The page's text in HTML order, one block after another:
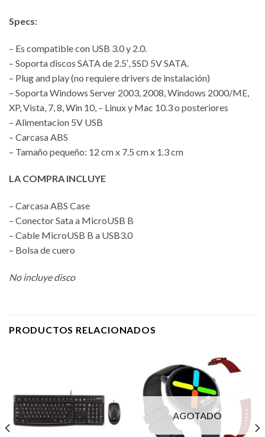
Specs:
– Es compatible con USB 3.0 y 2.0.
– Soporta discos SATA de 2.5′, SSD 5V SATA.
– Plug and play (no requiere drivers de instalación)
– Soporta Windows Server 2003, 2008, Windows 2000/ME,
XP, Vista, 7, 8, Win 10, – Linux y Mac 10.3 o posteriores
– Alimentacion 5V USB
– Carcasa ABS
– Tamaño pequeño: 12 cm x 7.5 cm x 1.3 cm
LA COMPRA INCLUYE
– Carcasa ABS Case
– Conector Sata a MicroUSB B
– Cable MicroUSB B a USB3.0
– Bolsa de cuero
No incluye disco
PRODUCTOS RELACIONADOS
AGOTADO